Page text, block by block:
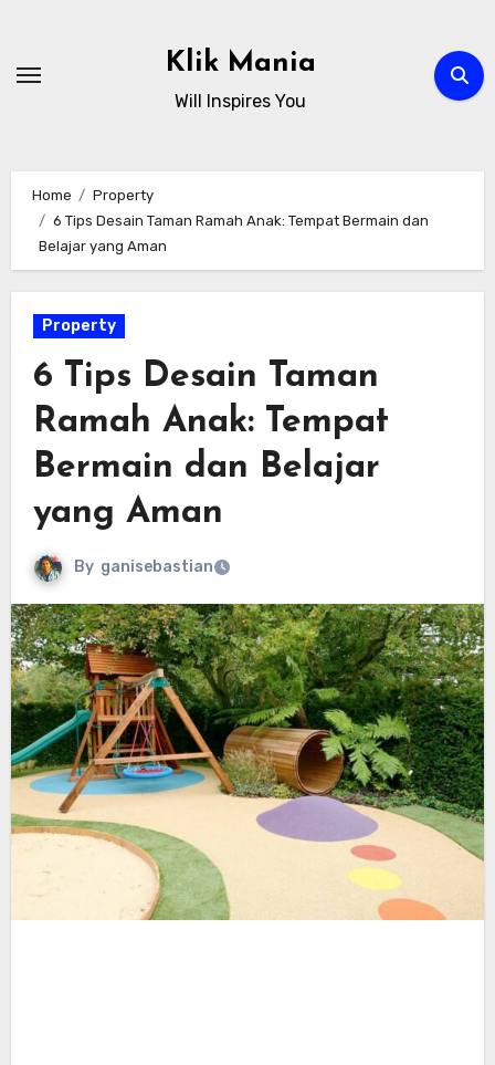
content
Klik Mania
Will Inspires You
Home
Property
6 Tips Desain Taman Ramah Anak: Tempat Bermain dan
Belajar yang Aman
Property
6 Tips Desain Taman
Ramah Anak: Tempat
Bermain dan Belajar
yang Aman
By ganisebastian